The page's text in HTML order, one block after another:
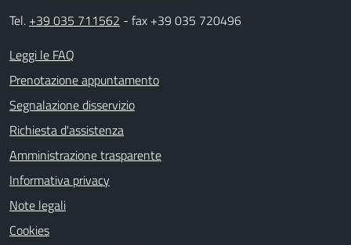
Tel. +39 035 711562 - fax +39 035 720496
Leggi le FAQ
Prenotazione appuntamento
Segnalazione disservizio
Richiesta d'assistenza
Amministrazione trasparente
Informativa privacy
Note legali
Cookies